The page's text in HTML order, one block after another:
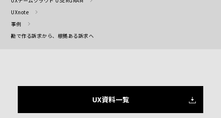
UXnote
事例
勘で作る訴求から、根拠ある訴求へ
UX資料一覧